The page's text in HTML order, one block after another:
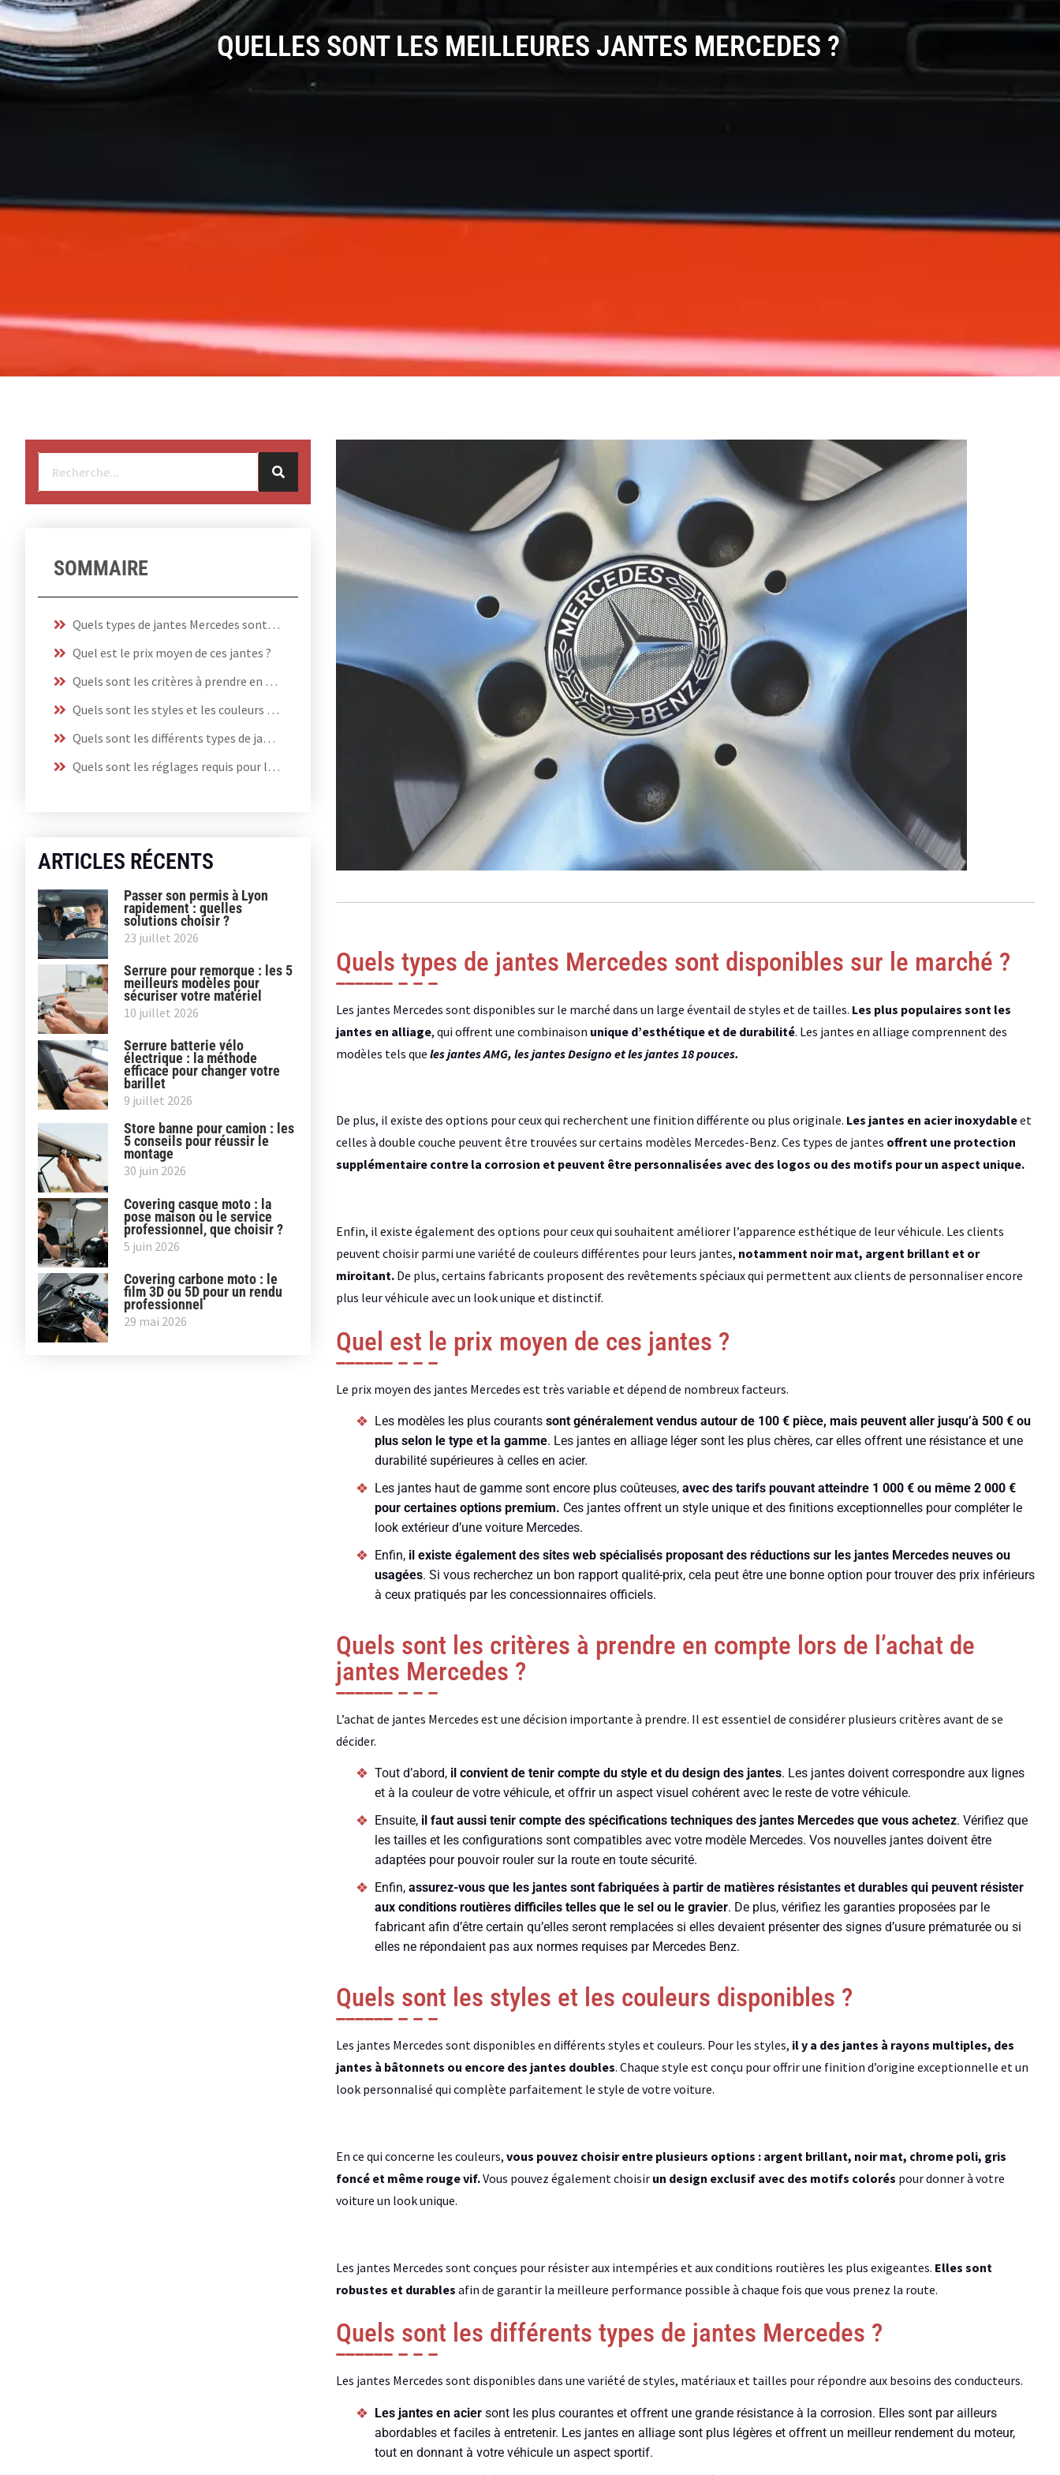
QUELLES SONT LES MEILLEURES JANTES MERCEDES ?
SOMMAIRE
Quels types de jantes Mercedes sont disponibles sur le marché ?
Quel est le prix moyen de ces jantes ?
Quels sont les critères à prendre en compte lors de l’achat de jantes Mercedes ?
Quels sont les styles et les couleurs disponibles ?
Quels sont les différents types de jantes Mercedes ?
Quels sont les réglages requis pour le montage ?
ARTICLES RÉCENTS
Passer son permis à Lyon
rapidement : quelles
solutions choisir ?
23 juillet 2026
Serrure pour remorque : les 5
meilleurs modèles pour
sécuriser votre matériel
10 juillet 2026
Serrure batterie vélo
électrique : la méthode
efficace pour changer votre
barillet
9 juillet 2026
Store banne pour camion : les
5 conseils pour réussir le
montage
30 juin 2026
Covering casque moto : la
pose maison ou le service
professionnel, que choisir ?
5 juin 2026
Covering carbone moto : le
film 3D ou 5D pour un rendu
professionnel
29 mai 2026
Quels types de jantes Mercedes sont disponibles sur le marché ?
Les jantes Mercedes sont disponibles sur le marché dans un large éventail de styles et de tailles. Les plus populaires sont les
jantes en alliage, qui offrent une combinaison unique d’esthétique et de durabilité. Les jantes en alliage comprennent des
modèles tels que les jantes AMG, les jantes Designo et les jantes 18 pouces.
De plus, il existe des options pour ceux qui recherchent une finition différente ou plus originale. Les jantes en acier inoxydableet
celles à double couche peuvent être trouvées sur certains modèles Mercedes-Benz. Ces types de jantes offrent une protection
supplémentaire contre la corrosion et peuvent être personnalisées avec des logos ou des motifs pour un aspect unique.
Enfin, il existe également des options pour ceux qui souhaitent améliorer l’apparence esthétique de leur véhicule. Les clients
peuvent choisir parmi une variété de couleurs différentes pour leurs jantes, notamment noir mat, argent brillant et or
miroitant.De plus, certains fabricants proposent des revêtements spéciaux qui permettent aux clients de personnaliser encore
plus leur véhicule avec un look unique et distinctif.
Quel est le prix moyen de ces jantes ?
Le prix moyen des jantes Mercedes est très variable et dépend de nombreux facteurs.
Les modèles les plus courants sont généralement vendus autour de 100 € pièce, mais peuvent aller jusqu’à 500 € ou
plus selon le type et la gamme. Les jantes en alliage léger sont les plus chères, car elles offrent une résistance et une
durabilité supérieures à celles en acier.
Les jantes haut de gamme sont encore plus coûteuses, avec des tarifs pouvant atteindre 1 000 € ou même 2 000 €
pour certaines options premium. Ces jantes offrent un style unique et des finitions exceptionnelles pour compléter le
look extérieur d’une voiture Mercedes.
Enfin,il existe également des sites web spécialisés proposant des réductions sur les jantes Mercedes neuves ou
usagées. Si vous recherchez un bon rapport qualité-prix, cela peut être une bonne option pour trouver des prix inférieurs
à ceux pratiqués par les concessionnaires officiels.
Quels sont les critères à prendre en compte lors de l’achat de
jantes Mercedes ?
L’achat de jantes Mercedes est une décision importante à prendre. Il est essentiel de considérer plusieurs critères avant de se
décider.
Tout d’abord, il convient de tenir compte du style et du design des jantes. Les jantes doivent correspondre aux lignes
et à la couleur de votre véhicule, et offrir un aspect visuel cohérent avec le reste de votre véhicule.
Ensuite,il faut aussi tenir compte des spécifications techniques des jantes Mercedes que vous achetez. Vérifiez que
les tailles et les configurations sont compatibles avec votre modèle Mercedes. Vos nouvelles jantes doivent être
adaptées pour pouvoir rouler sur la route en toute sécurité.
Enfin,assurez-vous que les jantes sont fabriquées à partir de matières résistantes et durables qui peuvent résister
aux conditions routières difficiles telles que le sel ou le gravier. De plus, vérifiez les garanties proposées par le
fabricant afin d’être certain qu’elles seront remplacées si elles devaient présenter des signes d’usure prématurée ou si
elles ne répondaient pas aux normes requises par Mercedes Benz.
Quels sont les styles et les couleurs disponibles ?
Les jantes Mercedes sont disponibles en différents styles et couleurs. Pour les styles, il y a des jantes à rayons multiples, des
jantes à bâtonnets ou encore des jantes doubles. Chaque style est conçu pour offrir une finition d’origine exceptionnelle et un
look personnalisé qui complète parfaitement le style de votre voiture.
En ce qui concerne les couleurs, vous pouvez choisir entre plusieurs options : argent brillant, noir mat, chrome poli, gris
foncé et même rouge vif.Vous pouvez également choisirun design exclusif avec des motifs colorés pour donner à votre
voiture un look unique.
Les jantes Mercedes sont conçues pour résister aux intempéries et aux conditions routières les plus exigeantes. Elles sont
robustes et durables afin de garantir la meilleure performance possible à chaque fois que vous prenez la route.
Quels sont les différents types de jantes Mercedes ?
Les jantes Mercedes sont disponibles dans une variété de styles, matériaux et tailles pour répondre aux besoins des conducteurs.
Les jantes en aciersont les plus courantes et offrent une grande résistance à la corrosion. Elles sont par ailleurs
abordables et faciles à entretenir. Les jantes en alliage sont plus légères et offrent un meilleur rendement du moteur,
tout en donnant à votre véhicule un aspect sportif.